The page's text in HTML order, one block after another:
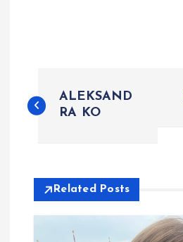
o
n
ALEKSAND
RA KO
Related Posts